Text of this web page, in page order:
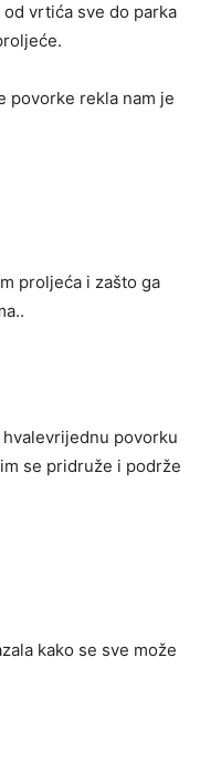
vrtića sve do parka
povorke rekla nam je
proljeća i zašto ga
povorku
se pridruže i podrže
kako se sve može